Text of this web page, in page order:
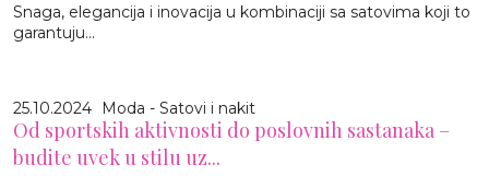
Snaga, elegancija i inovacija u kombinaciji sa satovima koji to
garantuju...
25.10.2024 Moda - Satovi i nakit
Od sportskih aktivnosti do poslovnih sastanaka –
budite uvek u stilu uz...